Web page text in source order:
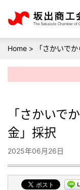
Home > 「さかいで
「さかいで
金」採択
2025年06月26日